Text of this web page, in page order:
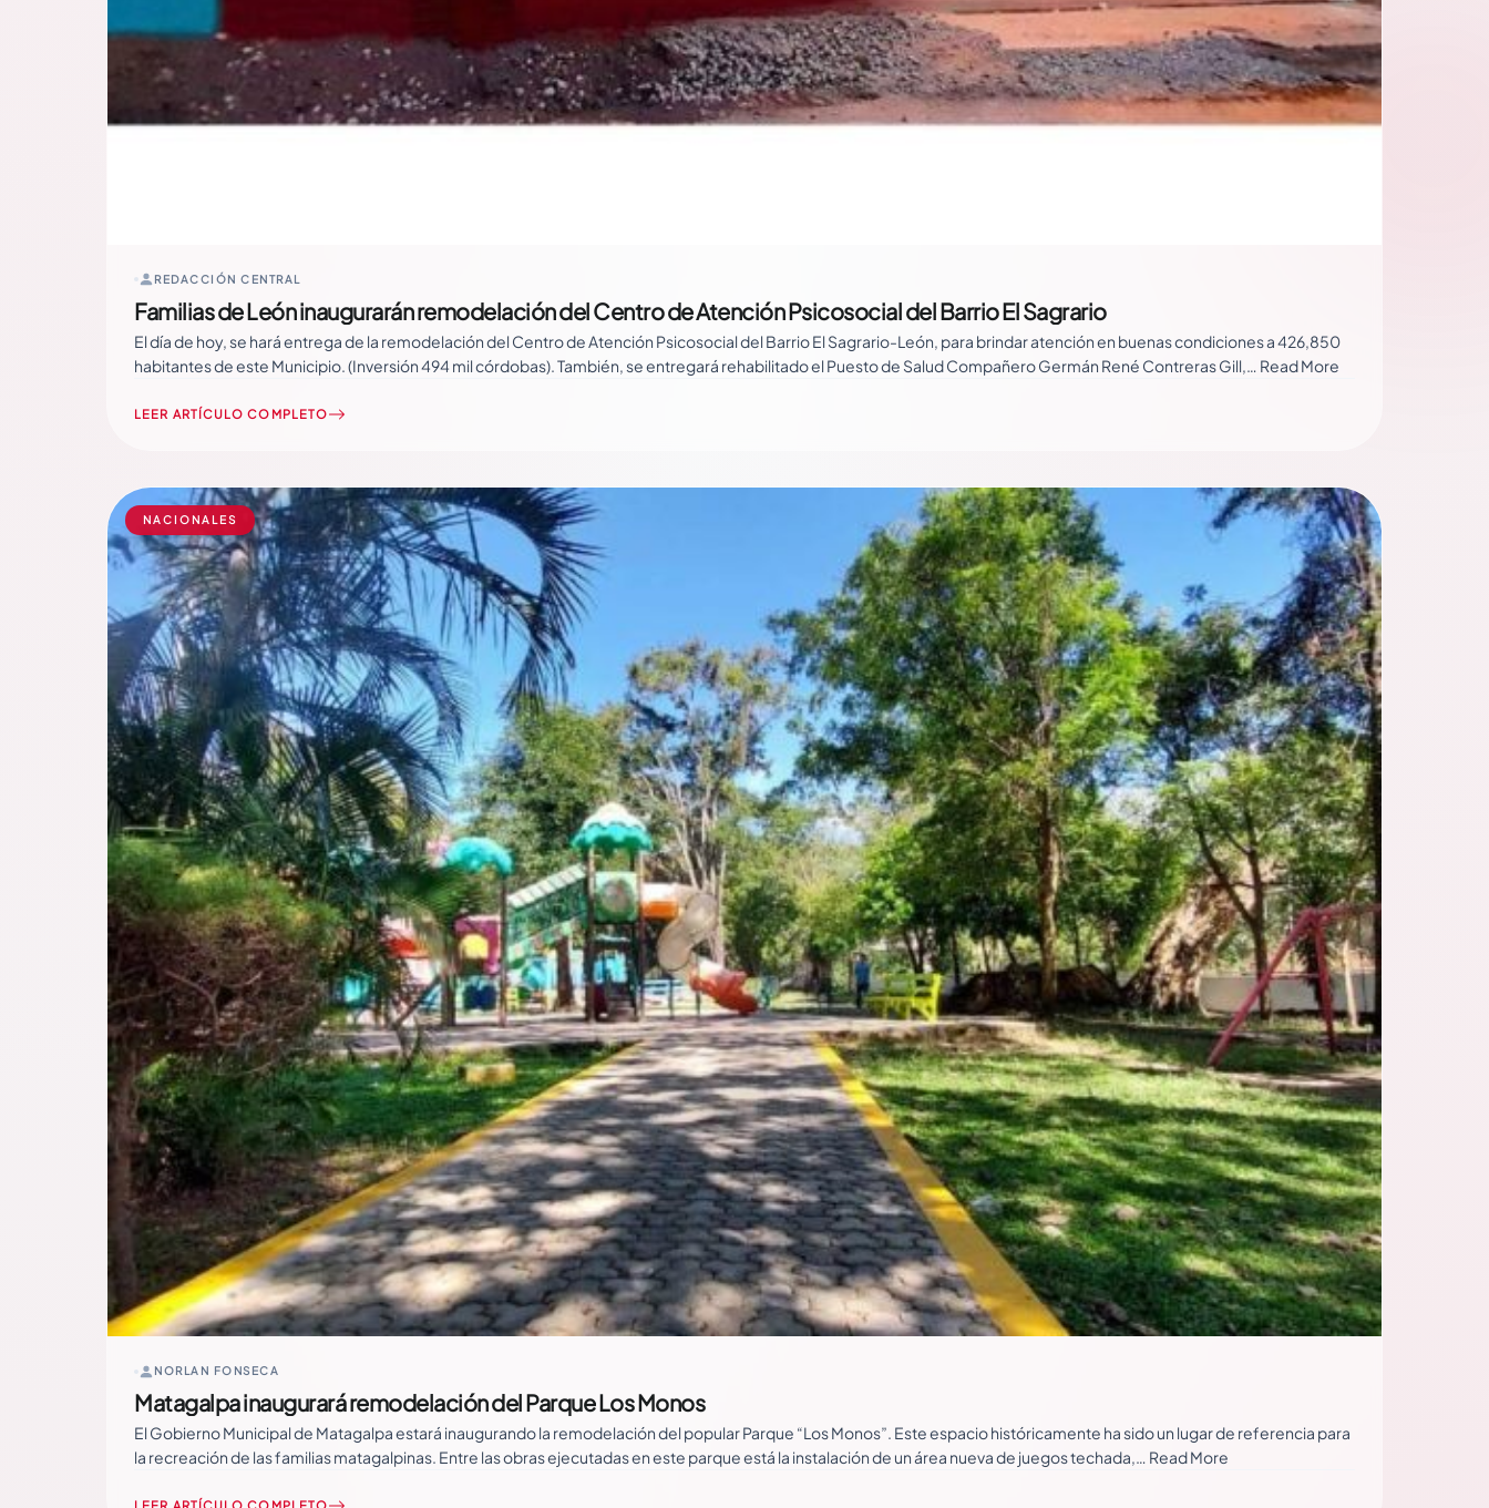
REDACCIÓN CENTRAL
Familias de León inaugurarán remodelación del Centro de Atención Psicosocial del Barrio El Sagrario
El día de hoy, se hará entrega de la remodelación del Centro de Atención Psicosocial del Barrio El Sagrario-León, para brindar atención en buenas condiciones a 426,850
habitantes de este Municipio. (Inversión 494 mil córdobas). También, se entregará rehabilitado el Puesto de Salud Compañero Germán René Contreras Gill,… Read More
LEER ARTÍCULO COMPLETO
NACIONALES
NORLAN FONSECA
Matagalpa inaugurará remodelación del Parque Los Monos
El Gobierno Municipal de Matagalpa estará inaugurando la remodelación del popular Parque “Los Monos”. Este espacio históricamente ha sido un lugar de referencia para
la recreación de las familias matagalpinas. Entre las obras ejecutadas en este parque está la instalación de un área nueva de juegos techada,… Read More